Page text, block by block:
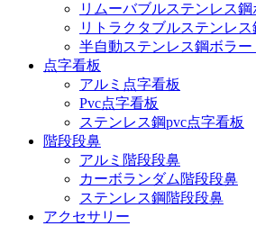
リムーバブルステンレス鋼
リトラクタブルステンレス
半自動ステンレス鋼ボラー
点字看板
アルミ点字看板
Pvc点字看板
ステンレス鋼pvc点字看板
階段段鼻
アルミ階段段鼻
カーボランダム階段段鼻
ステンレス鋼階段段鼻
アクセサリー